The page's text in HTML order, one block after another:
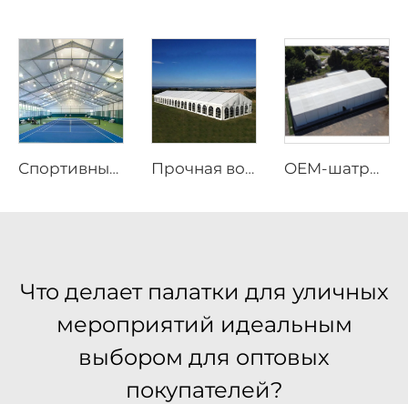
Спортивные шатры на заказ по заводским ценам | Быстросборные бадминтонные залы на алюминиевом каркасе для коммерческих объектов Прочная водонепроницаемая уличная палатка размером 25 м × 40 м | Устойчивая к ветру алюминиевая каркасная конструкция для размещения на масштабных фестивальных мероприятиях OEM-шатры для мероприятий с нанесением логотипа | Быстросборные модульные конструкции для крупномасштабных открытых праздников и фестивалей
Что делает палатки для уличных
мероприятий идеальным
выбором для оптовых
покупателей?